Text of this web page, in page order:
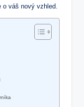
o váš nový vzhled.